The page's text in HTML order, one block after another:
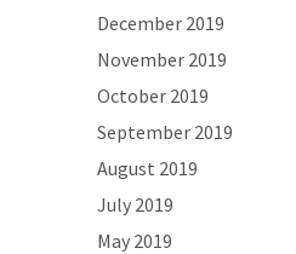
December 2019
November 2019
October 2019
September 2019
August 2019
July 2019
May 2019